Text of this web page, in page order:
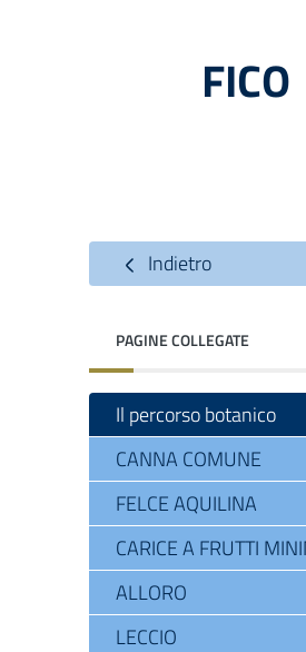
FICO
Indietro
PAGINE COLLEGATE
Il percorso botanico
CANNA COMUNE
FELCE AQUILINA
CARICE A FRUTTI
ALLORO
LECCIO